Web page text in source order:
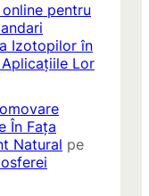
pentru
Izotopilor în
Lor
În Fața
Natural pe